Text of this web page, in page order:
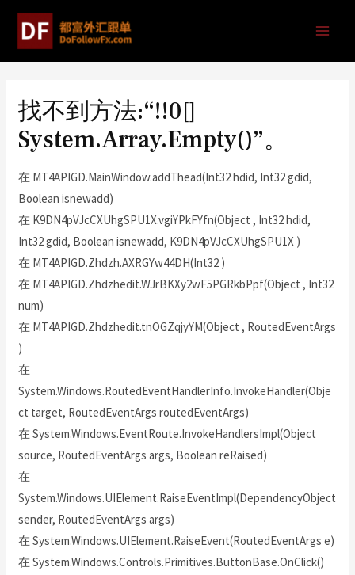
找不到方法:“!!0[]
System.Array.Empty()”。
在 MT4APIGD.MainWindow.addThead(Int32 hdid, Int32 gdid,
Boolean isnewadd)
在 K9DN4pVJcCXUhgSPU1X.vgiYPkFYfn(Object , Int32 hdid,
Int32 gdid, Boolean isnewadd, K9DN4pVJcCXUhgSPU1X )
在 MT4APIGD.Zhdzh.AXRGYw44DH(Int32 )
在 MT4APIGD.Zhdzhedit.WJrBKXy2wF5PGRkbPpf(Object , Int32
num)
在 MT4APIGD.Zhdzhedit.tnOGZqjyYM(Object , RoutedEventArgs
)
在
System.Windows.RoutedEventHandlerInfo.InvokeHandler(Obje
ct target, RoutedEventArgs routedEventArgs)
在 System.Windows.EventRoute.InvokeHandlersImpl(Object
source, RoutedEventArgs args, Boolean reRaised)
在
System.Windows.UIElement.RaiseEventImpl(DependencyObject
sender, RoutedEventArgs args)
在 System.Windows.UIElement.RaiseEvent(RoutedEventArgs e)
在 System.Windows.Controls.Primitives.ButtonBase.OnClick()